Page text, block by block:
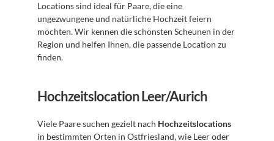
Locations sind ideal für Paare, die eine
ungezwungene und natürliche Hochzeit feiern
möchten. Wir kennen die schönsten Scheunen in der
Region und helfen Ihnen, die passende Location zu
finden.
Hochzeitslocation Leer/Aurich
Viele Paare suchen gezielt nach Hochzeitslocations
in bestimmten Orten in Ostfriesland, wie Leer oder